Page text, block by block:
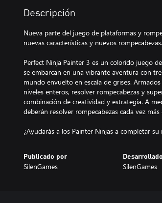
Descripción
Nueva parte del juego de plataformas y
nuevas características y nuevos rompecabezas.
Perfect Ninja Painter 3 es un colorido juego
se embarcan en una vibrante aventura con
mundo envuelto en escala de grises.
niveles enteros, resolver rompecabezas y
combinación de creatividad y estrategia. A
deberán resolver rompecabezas cada vez más
¿Ayudarás a los Painter Ninjas a completar
Publicado por
SilenGames SilenGames